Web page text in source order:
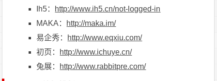
Ih5： http://www.ih5.cn/not-logged-in
MAKA： http://maka.im/
易企秀： http://www.eqxiu.com/
初页： http://www.ichuye.cn/
兔展： http://www.rabbitpre.com/